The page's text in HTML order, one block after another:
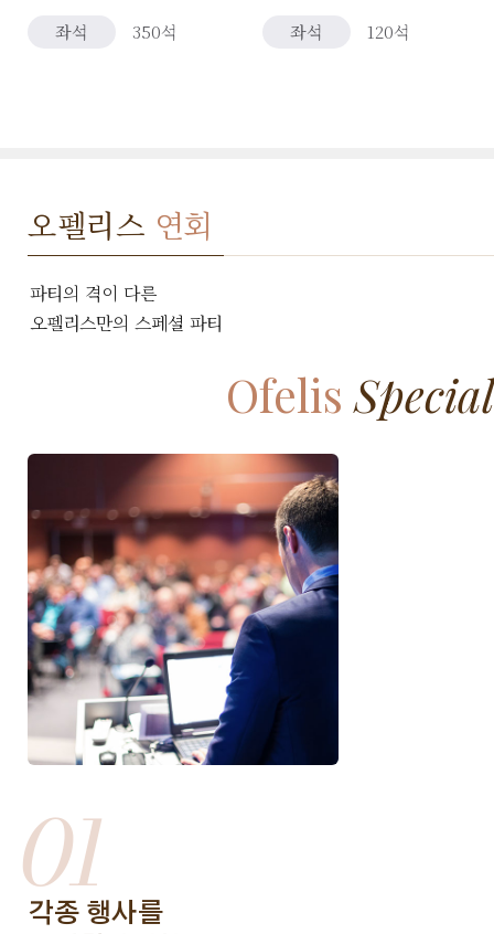
좌석 350석 좌석 120석
오펠리스 연회
파티의 격이 다른
오펠리스만의 스페셜 파티
Ofelis Special
01
각종 행사를